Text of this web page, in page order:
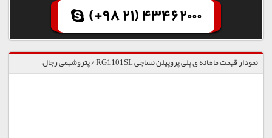
(+98 21) 43462000
نمودار قیمت ماهانه ی پلی پروپیلن نساجی RG1101SL / پتروشیمی رجال